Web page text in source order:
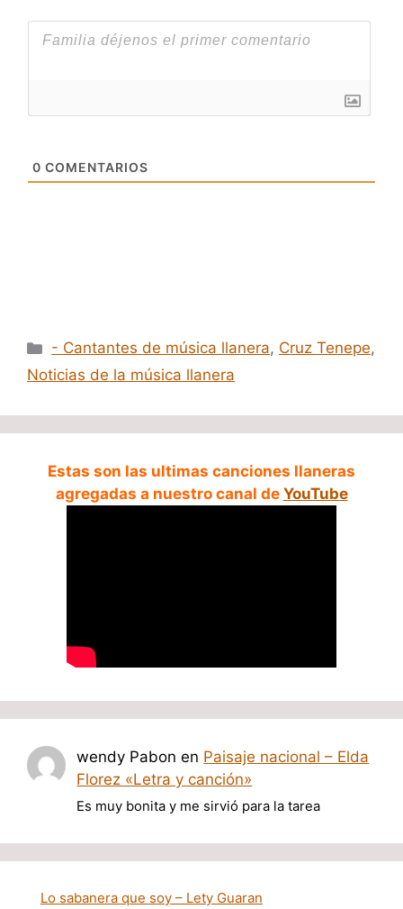
0 COMENTARIOS
Categorías
- Cantantes de música llanera, Cruz Tenepe,
Noticias de la música llanera
Estas son las ultimas canciones llaneras
agregadas a nuestro canal de YouTube
wendy Pabon en Paisaje nacional – Elda
Florez «Letra y canción»
Es muy bonita y me sirvió para la tarea
Lo sabanera que soy – Lety Guaran